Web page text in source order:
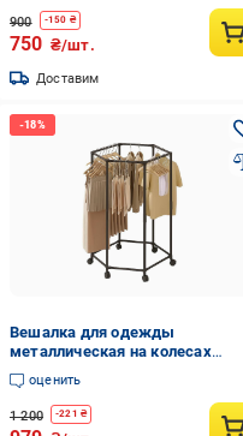
900 -150 ₴
750 ₴/шт.
Доставим
Вешалка для одежды
металлическая на колесах
(bcf21a0a)
оценить
1 200 -221 ₴